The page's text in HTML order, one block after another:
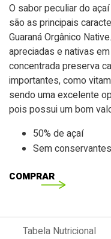
O sabor peculiar do
são as principais
Guaraná Orgânico
apreciadas e nativas
concentrada preserva
importantes, como
sendo uma excelente
pois possui um bom
50% de açaí
Sem conservantes
COMPRAR
Tabela Nutricional